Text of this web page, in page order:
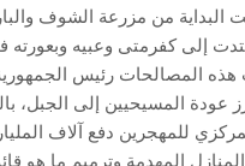
البداية من مزرعة الشوف
إلى كفرمتى وعبيه وبعورته
هذه المصالحات رئيس
عودة المسيحيين إلى الجبل،
للمهجرين دفع آلاف
المنازل المهدمة وترميم ما هو